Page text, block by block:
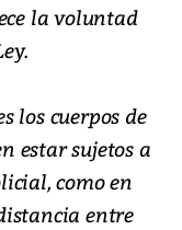
la voluntad
los cuerpos de
estar sujetos a
como en
entre